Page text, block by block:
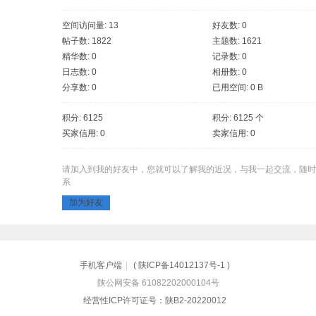
空间访问量: 13
好友数: 0
帖子数: 1822
主题数: 1621
精华数: 0
记录数: 0
日志数: 0
相册数: 0
分享数: 0
已用空间: 0 B
积分: 6125
积分: 6125 个
买家信用: 0
卖家信用: 0
请加入到我的好友中，您就可以了解我的近况，与我一起交流，随
系
加为好友
手机客户端 ( 陕ICP备14012137号-1 )
陕公网安备 61082202000104号
经营性ICP许可证号：陕B2-20220012